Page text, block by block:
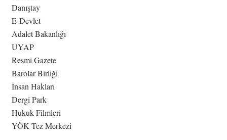
Danıştay
E-Devlet
Adalet Bakanlığı
UYAP
Resmi Gazete
Barolar Birliği
İnsan Hakları
Dergi Park
Hukuk Filmleri
YÖK Tez Merkezi